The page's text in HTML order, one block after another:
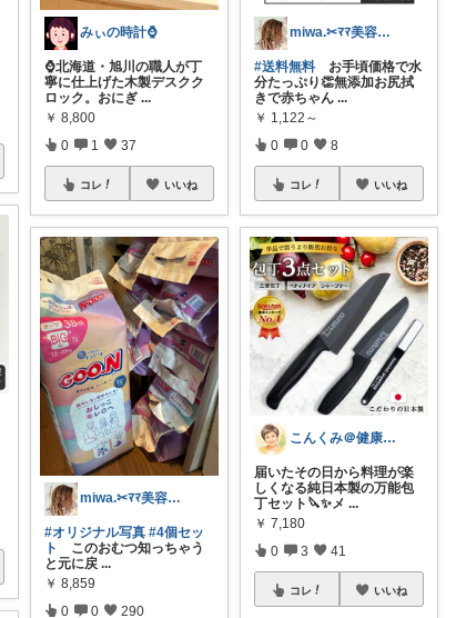
みぃの時計⌚
⌚北海道・旭川の職人が丁
寧に仕上げた木製デスクク
ロック。おにぎ ...
￥ 8,800
0 1 37
コレ いいね
miwa.✂︎ﾏﾏ美容師💎
#オリジナル写真 #4個セッ
ト
このおむつ知っちゃう
と元に戻 ...
￥ 8,859
0 0 290
miwa.✂︎ﾏﾏ美容師💎
#送料無料 お手頃価格で水
分たっぷり👏無添加お尻拭
きで赤ちゃん ...
￥ 1,122～
0 0 8
コレ いいね
こんくみ＠健康と美/もう一度恋しよう
届いたその日から料理が楽
しくなる純日本製の万能包
丁セット🔪✨メ ...
￥ 7,180
0 3 41
コレ いいね